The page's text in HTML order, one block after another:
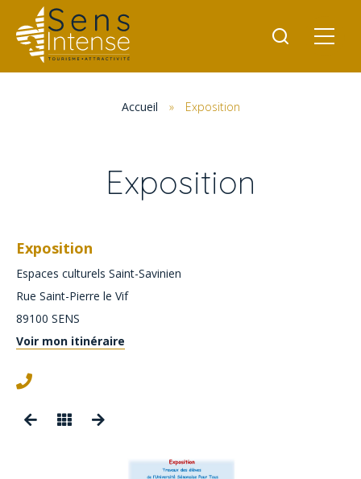
Accueil » Exposition
Exposition
Exposition
Espaces culturels Saint-Savinien
Rue Saint-Pierre le Vif
89100 SENS
Voir mon itinéraire